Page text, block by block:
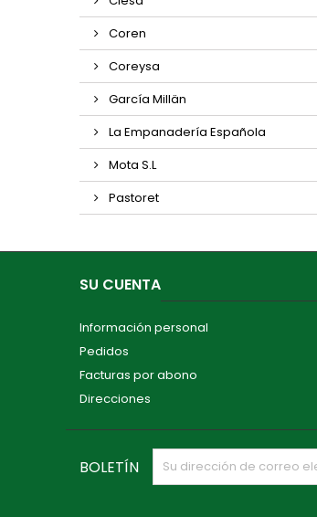
Coren
Coreysa
García Millän
La Empanadería Española
Mota S.L
Pastoret
SU CUENTA
Información personal
Pedidos
Facturas por abono
Direcciones
BOLETÍN